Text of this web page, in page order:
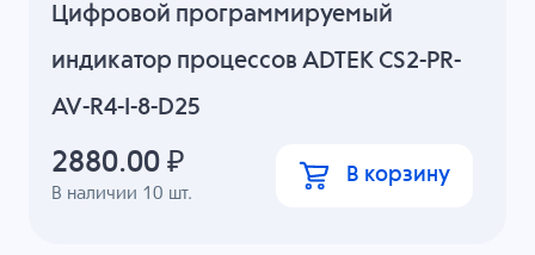
Цифровой программируемый
индикатор процессов ADTEK CS2-PR-
AV-R4-I-8-D25
В наличии 10 шт.
2880.00 ₽ В корзину